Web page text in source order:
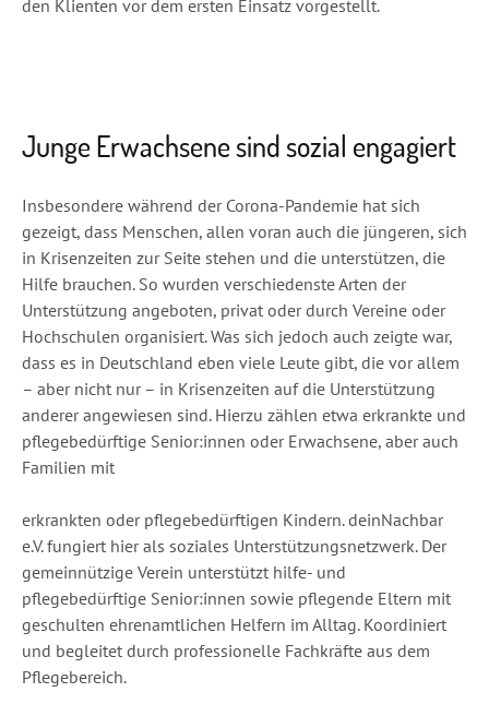
den Klienten vor dem ersten Einsatz vorgestellt.
Junge Erwachsene sind sozial engagiert
Insbesondere während der Corona-Pandemie hat sich
gezeigt, dass Menschen, allen voran auch die jüngeren, sich
in Krisenzeiten zur Seite stehen und die unterstützen, die
Hilfe brauchen. So wurden verschiedenste Arten der
Unterstützung angeboten, privat oder durch Vereine oder
Hochschulen organisiert. Was sich jedoch auch zeigte war,
dass es in Deutschland eben viele Leute gibt, die vor allem
– aber nicht nur – in Krisenzeiten auf die Unterstützung
anderer angewiesen sind. Hierzu zählen etwa erkrankte und
pflegebedürftige Senior:innen oder Erwachsene, aber auch
Familien mit
erkrankten oder pflegebedürftigen Kindern. deinNachbar
e.V. fungiert hier als soziales Unterstützungsnetzwerk. Der
gemeinnützige Verein unterstützt hilfe- und
pflegebedürftige Senior:innen sowie pflegende Eltern mit
geschulten ehrenamtlichen Helfern im Alltag. Koordiniert
und begleitet durch professionelle Fachkräfte aus dem
Pflegebereich.